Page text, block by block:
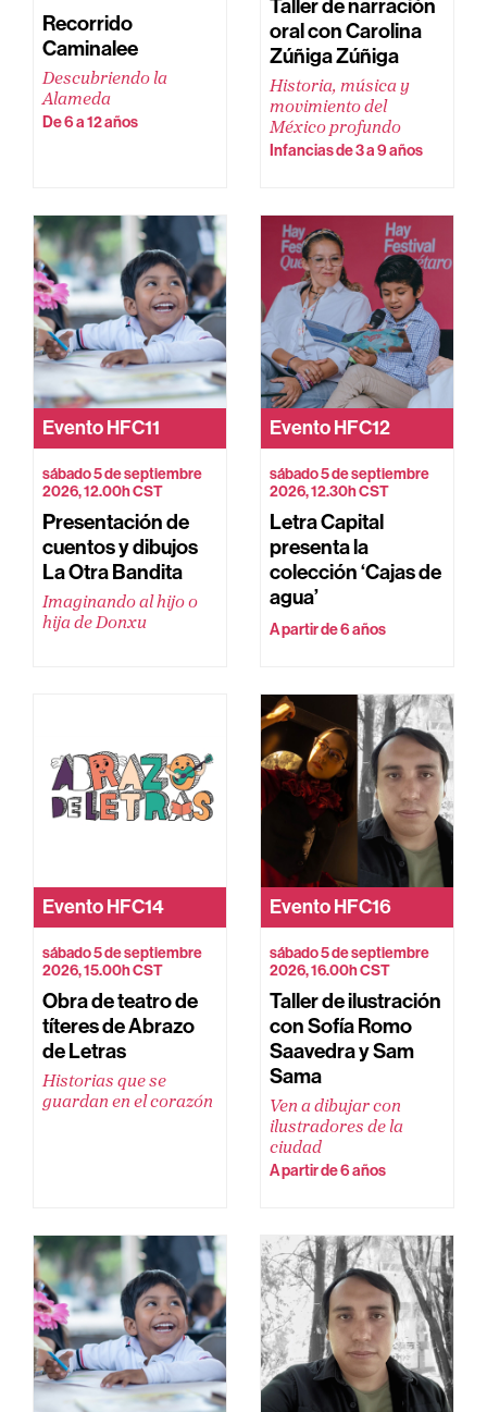
Recorrido
Caminalee
Descubriendo la
Alameda
De 6 a 12 años
Taller de narración
oral con Carolina
Zúñiga Zúñiga
Historia, música y
movimiento del
México profundo
Infancias de 3 a 9 años
EventoHFC11
sábado 5 de septiembre
2026, 12.00h CST
Presentación de
cuentos y dibujos
La Otra Bandita
Imaginando al hijo o
hija de Donxu
EventoHFC12
sábado 5 de septiembre
2026, 12.30h CST
Letra Capital
presenta la
colección ‘Cajas de
agua’
A partir de 6 años
EventoHFC14
sábado 5 de septiembre
2026, 15.00h CST
Obra de teatro de
títeres de Abrazo
de Letras
Historias que se
guardan en el corazón
EventoHFC16
sábado 5 de septiembre
2026, 16.00h CST
Taller de ilustración
con Sofía Romo
Saavedra y Sam
Sama
Ven a dibujar con
ilustradores de la
ciudad
A partir de 6 años